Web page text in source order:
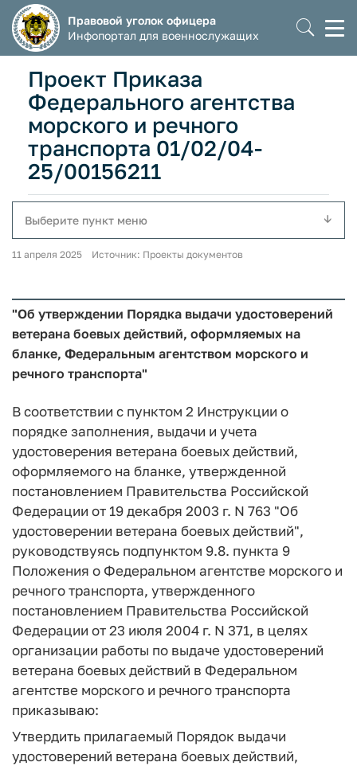
Правовой уголок офицера
Инфопортал для военнослужащих
Проект Приказа
Федерального агентства
морского и речного
транспорта 01/02/04-
25/00156211
Выберите пункт меню
11 апреля 2025 Источник: Проекты документов
"Об утверждении Порядка выдачи удостоверений
ветерана боевых действий, оформляемых на
бланке, Федеральным агентством морского и
речного транспорта"
В соответствии с пунктом 2 Инструкции о
порядке заполнения, выдачи и учета
удостоверения ветерана боевых действий,
оформляемого на бланке, утвержденной
постановлением Правительства Российской
Федерации от 19 декабря 2003 г. N 763 "Об
удостоверении ветерана боевых действий",
руководствуясь подпунктом 9.8. пункта 9
Положения о Федеральном агентстве морского и
речного транспорта, утвержденного
постановлением Правительства Российской
Федерации от 23 июля 2004 г. N 371, в целях
организации работы по выдаче удостоверений
ветерана боевых действий в Федеральном
агентстве морского и речного транспорта
приказываю:
Утвердить прилагаемый Порядок выдачи
удостоверений ветерана боевых действий,